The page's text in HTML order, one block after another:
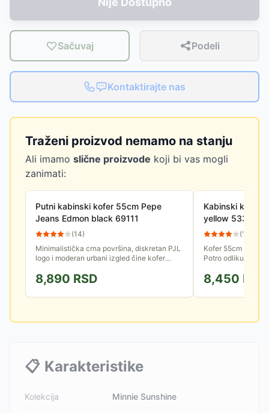
Sačuvaj Podeli
Kontaktirajte nas
Traženi proizvod nemamo na stanju
Ali imamo slične proizvode koji bi vas mogli
zanimati:
Putni kabinski kofer 55cm Pepe
Jeans Edmon black 69111
(14)
Minimalistička crna površina, diskretan PJL
logo i moderan urbani izgled čine kofer
izborom za poslovna putovanja,...
8,890 RSD
Kabinski kofer
yellow 53387
(11
Kofer 55cm iz
Potro odlikuju
mogućnosti da se
8,450 RSD
📋 Karakteristike
Kolekcija Minnie Sunshine